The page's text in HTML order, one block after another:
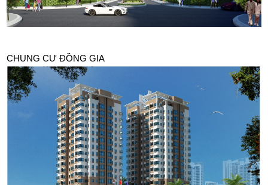
CHUNG CƯ ĐỒNG GIA